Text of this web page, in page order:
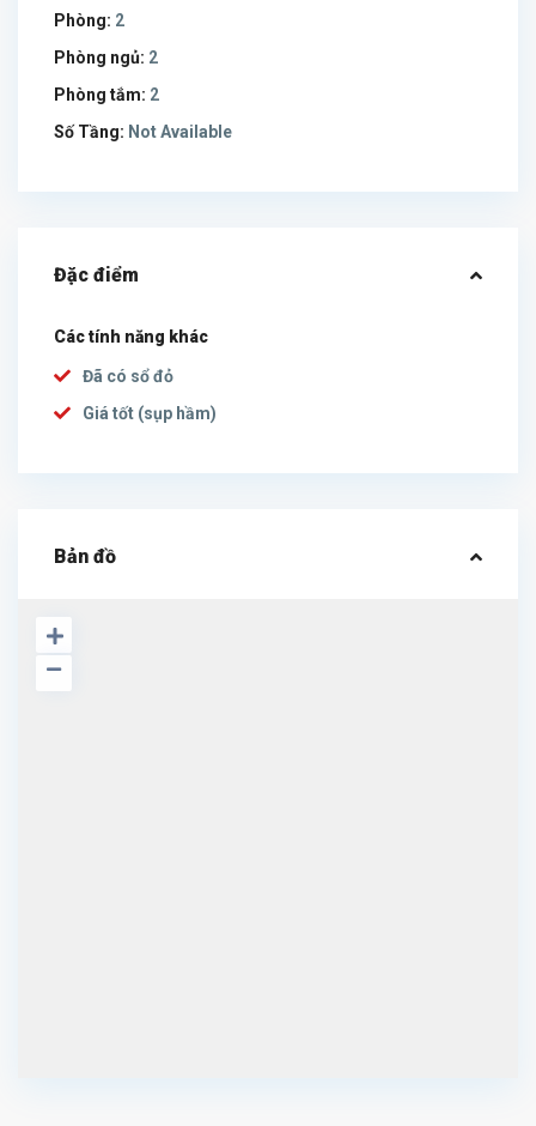
Phòng: 2
Phòng ngủ: 2
Phòng tắm: 2
Số Tầng: Not Available
Đặc điểm
Các tính năng khác
Đã có sổ đỏ
Giá tốt (sụp hầm)
Bản đồ